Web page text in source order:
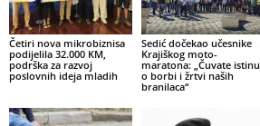
Četiri nova mikrobiznisa
podijelila 32.000 KM,
podrška za razvoj
poslovnih ideja mladih
Sedić dočekao učesnike
Krajiškog moto-
maratona: „Čuvate istinu
o borbi i žrtvi naših
branilaca“